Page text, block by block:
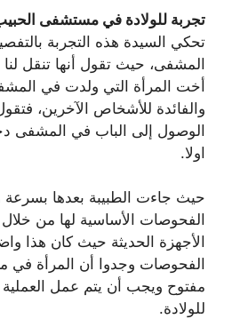
تجربة للولادة في مستشفى
تحكي السيدة هذه التجربة
المشفى، حيث تقول أنها تنقل لنا
أخت المرأة التي ولدت في
والفائدة للأشخاص الآخرين،
الوصول إلى الباب في المشفى
اولا.
حيث جاءت الطبيبة بعدها
الفحوصات الأساسية لها من
الأجهزة الحديثة حيث كان هذا
الفحوصات وجدوا أن المرأة في
مفتوح ويجب أن يتم عمل
للولادة.